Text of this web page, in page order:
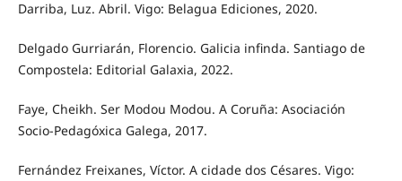
Darriba, Luz. Abril. Vigo: Belagua Ediciones, 2020.
Delgado Gurriarán, Florencio. Galicia infinda. Santiago de
Compostela: Editorial Galaxia, 2022.
Faye, Cheikh. Ser Modou Modou. A Coruña: Asociación
Socio-Pedagóxica Galega, 2017.
Fernández Freixanes, Víctor. A cidade dos Césares. Vigo: